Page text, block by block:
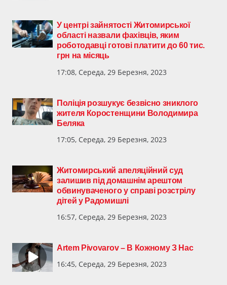
У центрі зайнятості Житомирської
області назвали фахівців, яким
роботодавці готові платити до 60 тис.
грн на місяць
17:08, Середа, 29 Березня, 2023
Поліція розшукує безвісно зниклого
жителя Коростенщини Володимира
Беляка
17:05, Середа, 29 Березня, 2023
Житомирський апеляційний суд
залишив під домашнім арештом
обвинуваченого у справі розстрілу
дітей у Радомишлі
16:57, Середа, 29 Березня, 2023
Artem Pivovarov – В Кожному З Нас
16:45, Середа, 29 Березня, 2023